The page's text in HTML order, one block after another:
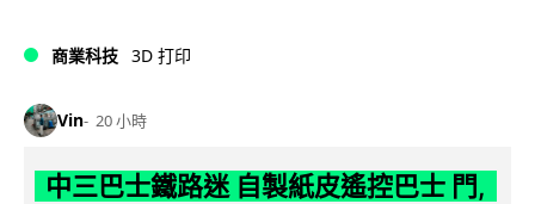
商業科技 3D 打印
Vin 20 小時
中三巴士鐵路迷 自製紙皮遙控巴士 門,